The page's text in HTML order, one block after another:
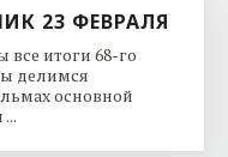
23 ФЕВРАЛЯ
все итоги 68-го
делимся
основной